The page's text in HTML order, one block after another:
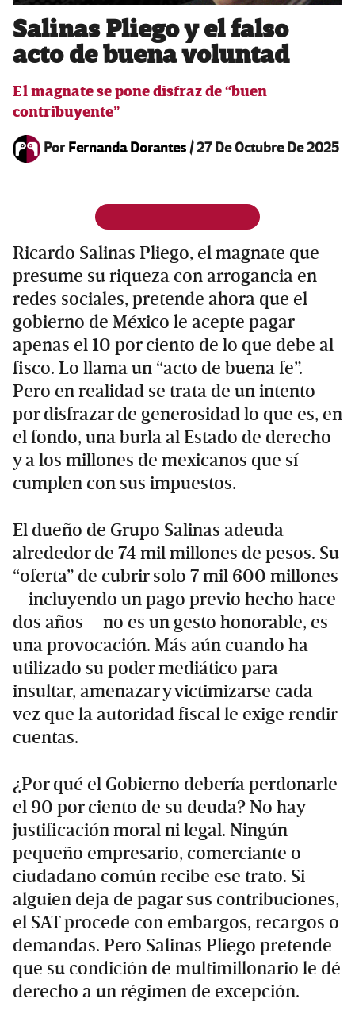
Salinas Pliego y el falso
acto de buena voluntad
El magnate se pone disfraz de “buen
contribuyente”
PorFernanda Dorantes/27 De Octubre De 2025
Ricardo Salinas Pliego, el magnate que
presume su riqueza con arrogancia en
redes sociales, pretende ahora que el
gobierno de México le acepte pagar
apenas el 10 por ciento de lo que debe al
fisco. Lo llama un “acto de buena fe”.
Pero en realidad se trata de un intento
por disfrazar de generosidad lo que es, en
el fondo, una burla al Estado de derecho
y a los millones de mexicanos que sí
cumplen con sus impuestos.
El dueño de Grupo Salinas adeuda
alrededor de 74 mil millones de pesos. Su
“oferta” de cubrir solo 7 mil 600 millones
—incluyendo un pago previo hecho hace
dos años— no es un gesto honorable, es
una provocación. Más aún cuando ha
utilizado su poder mediático para
insultar, amenazar y victimizarse cada
vez que la autoridad fiscal le exige rendir
cuentas.
¿Por qué el Gobierno debería perdonarle
el 90 por ciento de su deuda? No hay
justificación moral ni legal. Ningún
pequeño empresario, comerciante o
ciudadano común recibe ese trato. Si
alguien deja de pagar sus contribuciones,
el SAT procede con embargos, recargos o
demandas. Pero Salinas Pliego pretende
que su condición de multimillonario le dé
derecho a un régimen de excepción.